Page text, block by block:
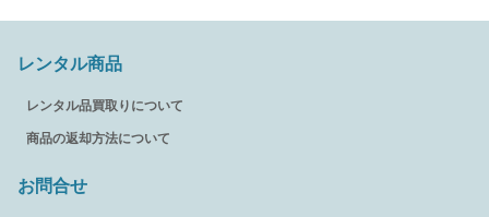
レンタル商品
レンタル品買取りについて
商品の返却方法について
お問合せ